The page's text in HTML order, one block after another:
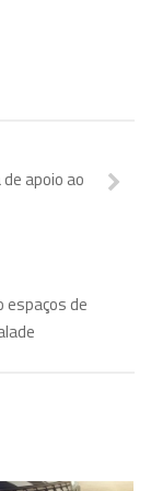
apoio ao
espaços de